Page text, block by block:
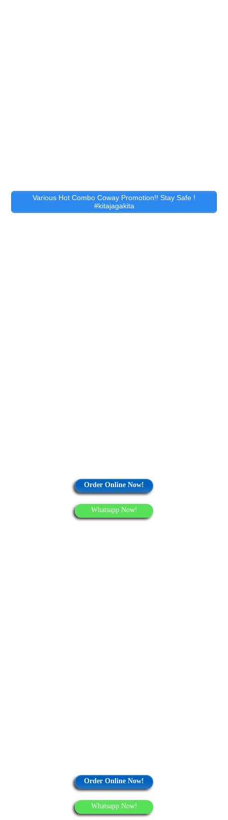
Various Hot Combo Coway Promotion!! Stay Safe !
#kitajagakita
Order Online Now!
Whatsapp Now!
Order Online Now!
Whatsapp Now!